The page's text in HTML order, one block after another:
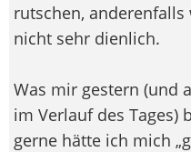
rutschen, anderenfalls
nicht sehr dienlich.
Was mir gestern (und
im Verlauf des Tages)
gerne hätte ich mich